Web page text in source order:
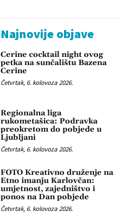
Najnovije objave
Cerine cocktail night ovog
petka na sunčalištu Bazena
Cerine
Četvrtak, 6. kolovoza 2026.
Regionalna liga
rukometašica: Podravka
preokretom do pobjede u
Ljubljani
Četvrtak, 6. kolovoza 2026.
FOTO Kreativno druženje na
Etno imanju Karlovčan:
umjetnost, zajedništvo i
ponos na Dan pobjede
Četvrtak, 6. kolovoza 2026.